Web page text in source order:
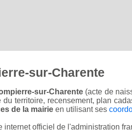
sur-Charente
sur-Charente(acte de
territoire, recensement, plan
de la mairie en utilisant ses
officiel de l'administration